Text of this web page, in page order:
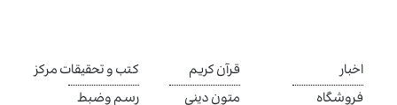
اخبار
فروشگاه
قرآن کریم
متون دینی
کتب و تحقیقات مرکز
رسم وضبط